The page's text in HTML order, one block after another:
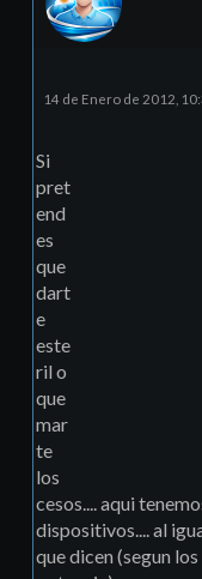
14 de Enero de 2012,
Si
pret
end
es
que
dart
e
este
ril o
que
mar
te
los
cesos.... aqui
dispositivos.... al
que dicen (segun